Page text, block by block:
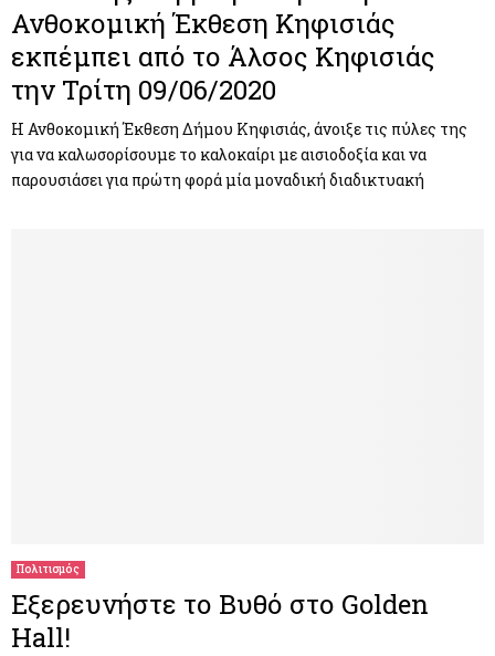
Ανθοκομική Έκθεση Κηφισιάς
εκπέμπει από το Άλσος Κηφισιάς
την Τρίτη 09/06/2020
Η Ανθοκομική Έκθεση Δήμου Κηφισιάς, άνοιξε τις πύλες της
για να καλωσορίσουμε το καλοκαίρι με αισιοδοξία και να
παρουσιάσει για πρώτη φορά μία μοναδική διαδικτυακή
Πολιτισμός
Εξερευνήστε το Βυθό στο Golden
Hall!